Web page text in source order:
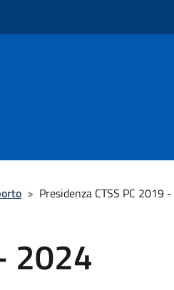
> Presidenza CTSS PC 2019
2024